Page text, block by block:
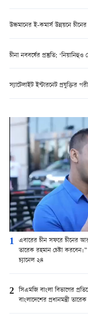
উচ্চমানের ই-কমার্স উন্নয়নে
চীনা নববর্ষের প্রস্তুতি:
স্যাটেলাইট ইন্টারনেট প্রযুক্তির
1 এবারের চীন সফরে চীনের
তারেক রহমান চেষ্টা
চ্যানেল ২৪
2 সিএমজি বাংলা বিভাগের
বাংলাদেশের প্রধানমন্ত্রী